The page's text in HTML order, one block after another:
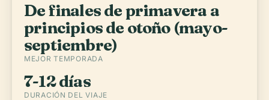
De finales de primavera a
principios de otoño (mayo-
septiembre)
MEJOR TEMPORADA
7-12 días
DURACIÓN DEL VIAJE